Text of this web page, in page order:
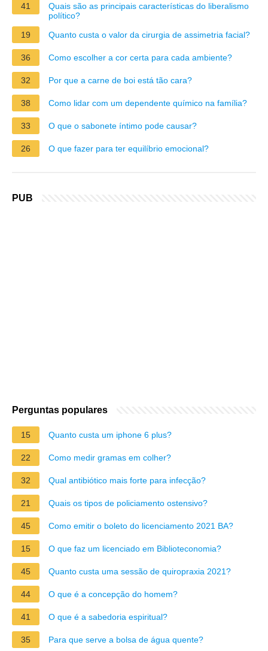
41
Quais são as principais características do liberalismo
político?
19
Quanto custa o valor da cirurgia de assimetria facial?
36 Como escolher a cor certa para cada ambiente?
32 Por que a carne de boi está tão cara?
38 Como lidar com um dependente químico na família?
33 O que o sabonete íntimo pode causar?
26 O que fazer para ter equilíbrio emocional?
PUB
Perguntas populares
15 Quanto custa um iphone 6 plus?
22 Como medir gramas em colher?
32 Qual antibiótico mais forte para infecção?
21 Quais os tipos de policiamento ostensivo?
45 Como emitir o boleto do licenciamento 2021 BA?
15 O que faz um licenciado em Biblioteconomia?
45 Quanto custa uma sessão de quiropraxia 2021?
44 O que é a concepção do homem?
41 O que é a sabedoria espiritual?
35 Para que serve a bolsa de água quente?